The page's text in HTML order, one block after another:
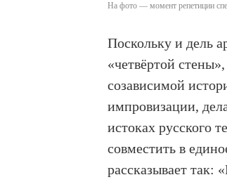
На фото — момент репетиции
Поскольку и дель
«четвёртой
созависимой
импровизации,
истоках русского
совместить в
рассказывает так: